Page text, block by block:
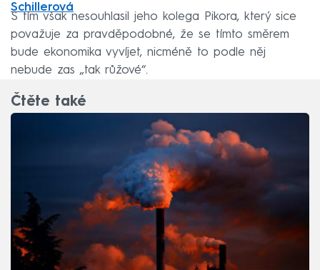
Schillerová
S tím však nesouhlasil jeho kolega Pikora, který sice
považuje za pravděpodobné, že se tímto směrem
bude ekonomika vyvíjet, nicméně to podle něj
nebude zas „tak růžové“.
Čtěte také